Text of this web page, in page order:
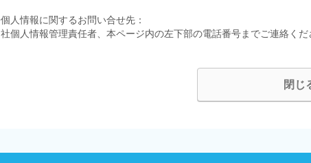
人情報に関するお問い合せ先：
個人情報管理責任者、本ページ内の左下部の電話番号までご連絡くだ
閉じ